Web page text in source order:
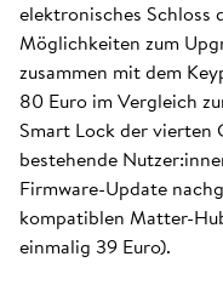
elektronisches Schloss
Möglichkeiten zum
zusammen mit dem
80 Euro im Vergleich
Smart Lock der vierten
bestehende
Firmware-Update
kompatiblen Matter-
einmalig 39 Euro).